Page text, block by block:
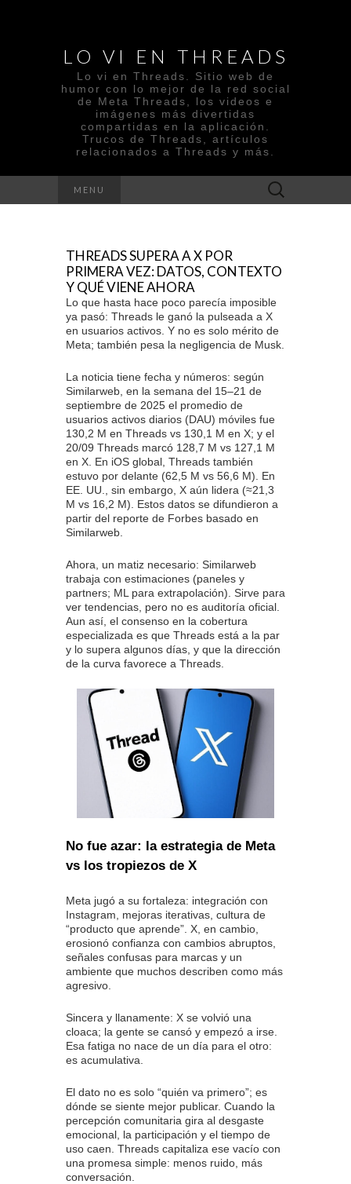
LO VI EN THREADS
Lo vi en Threads. Sitio web de
humor con lo mejor de la red social
de Meta Threads, los videos e
imágenes más divertidas
compartidas en la aplicación.
Trucos de Threads, artículos
relacionados a Threads y más.
MENU
Search
for:
THREADS SUPERA A X POR
PRIMERA VEZ: DATOS, CONTEXTO
Y QUÉ VIENE AHORA
Lo que hasta hace poco parecía imposible
ya pasó: Threads le ganó la pulseada a X
en usuarios activos. Y no es solo mérito de
Meta; también pesa la negligencia de Musk.
La noticia tiene fecha y números: según
Similarweb, en la semana del 15–21 de
septiembre de 2025 el promedio de
usuarios activos diarios (DAU) móviles fue
130,2 M en Threads vs 130,1 M en X; y el
20/09 Threads marcó 128,7 M vs 127,1 M
en X. En iOS global, Threads también
estuvo por delante (62,5 M vs 56,6 M). En
EE. UU., sin embargo, X aún lidera (≈21,3
M vs 16,2 M). Estos datos se difundieron a
partir del reporte de Forbes basado en
Similarweb.
Ahora, un matiz necesario: Similarweb
trabaja con estimaciones (paneles y
partners; ML para extrapolación). Sirve para
ver tendencias, pero no es auditoría oficial.
Aun así, el consenso en la cobertura
especializada es que Threads está a la par
y lo supera algunos días, y que la dirección
de la curva favorece a Threads.
No fue azar: la estrategia de Meta
vs los tropiezos de X
Meta jugó a su fortaleza: integración con
Instagram, mejoras iterativas, cultura de
“producto que aprende”. X, en cambio,
erosionó confianza con cambios abruptos,
señales confusas para marcas y un
ambiente que muchos describen como más
agresivo.
Sincera y llanamente: X se volvió una
cloaca; la gente se cansó y empezó a irse.
Esa fatiga no nace de un día para el otro:
es acumulativa.
El dato no es solo “quién va primero”; es
dónde se siente mejor publicar. Cuando la
percepción comunitaria gira al desgaste
emocional, la participación y el tiempo de
uso caen. Threads capitaliza ese vacío con
una promesa simple: menos ruido, más
conversación.